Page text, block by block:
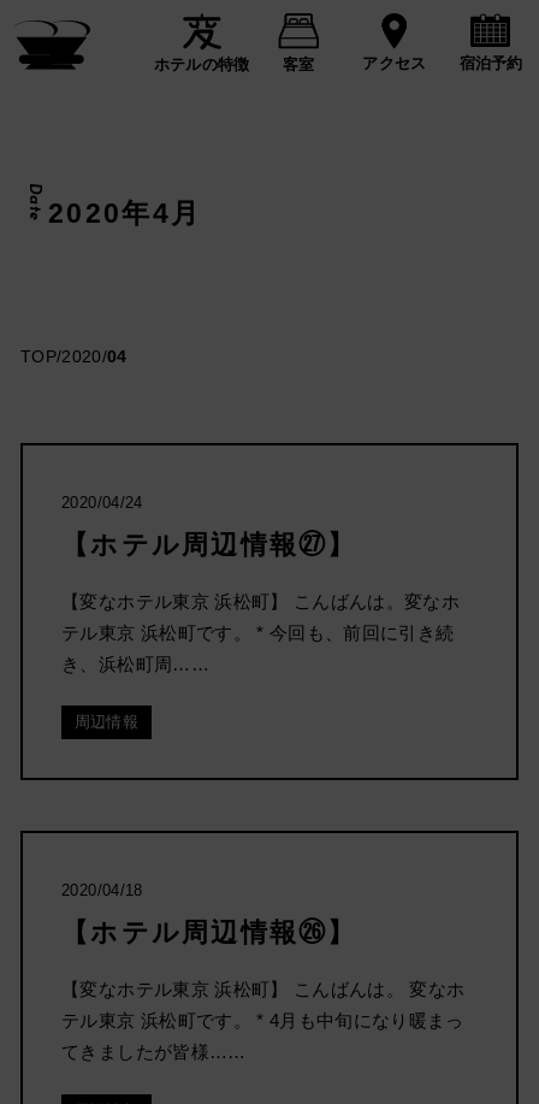
ホテルの特徴 客室 アクセス 宿泊予約
Date 2020年4月
TOP/2020/04
2020/04/24
【ホテル周辺情報㉗】
【変なホテル東京 浜松町】 こんばんは。変なホ
テル東京 浜松町です。 * 今回も、前回に引き続
き、浜松町周……
周辺情報
2020/04/18
【ホテル周辺情報㉖】
【変なホテル東京 浜松町】 こんばんは。 変なホ
テル東京 浜松町です。 * 4月も中旬になり暖まっ
てきましたが皆様……